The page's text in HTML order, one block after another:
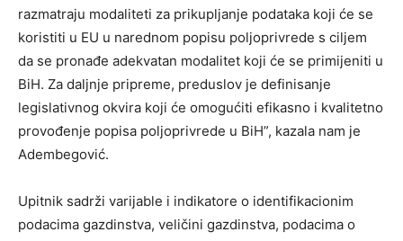
razmatraju modaliteti za prikupljanje podataka koji će se
koristiti u EU u narednom popisu poljoprivrede s ciljem
da se pronađe adekvatan modalitet koji će se primijeniti u
BiH. Za daljnje pripreme, preduslov je definisanje
legislativnog okvira koji će omogućiti efikasno i kvalitetno
provođenje popisa poljoprivrede u BiH”, kazala nam je
Adembegović.
Upitnik sadrži varijable i indikatore o identifikacionim
podacima gazdinstva, veličini gazdinstva, podacima o